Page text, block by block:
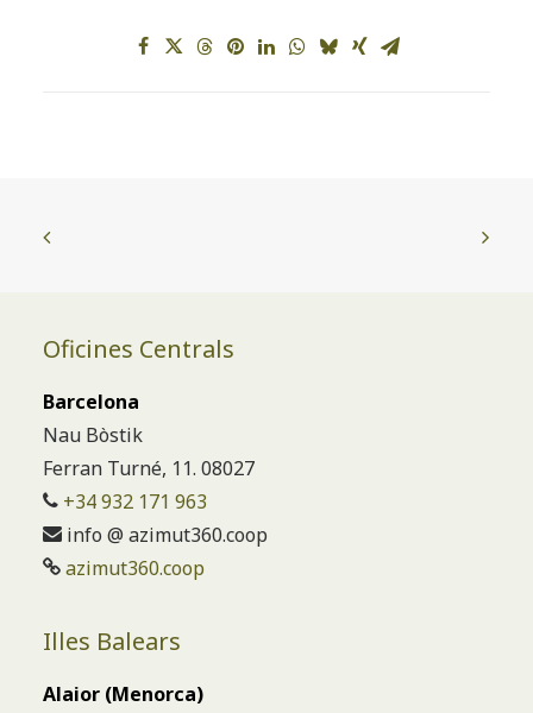
Oficines Centrals
Barcelona
Nau Bòstik
Ferran Turné, 11. 08027
+34 932 171 963
info @ azimut360.coop
azimut360.coop
Illes Balears
Alaior (Menorca)